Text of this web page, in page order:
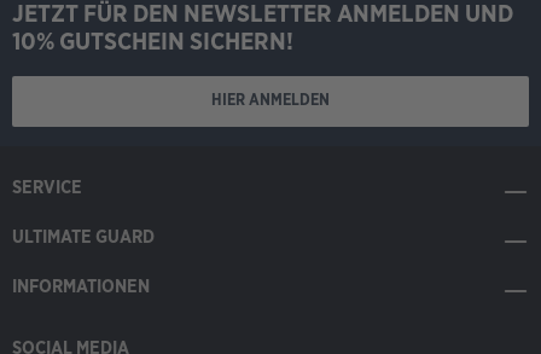
JETZT FÜR DEN NEWSLETTER ANMELDEN UND
10% GUTSCHEIN SICHERN!
HIER ANMELDEN
SERVICE
ULTIMATE GUARD
INFORMATIONEN
SOCIAL MEDIA